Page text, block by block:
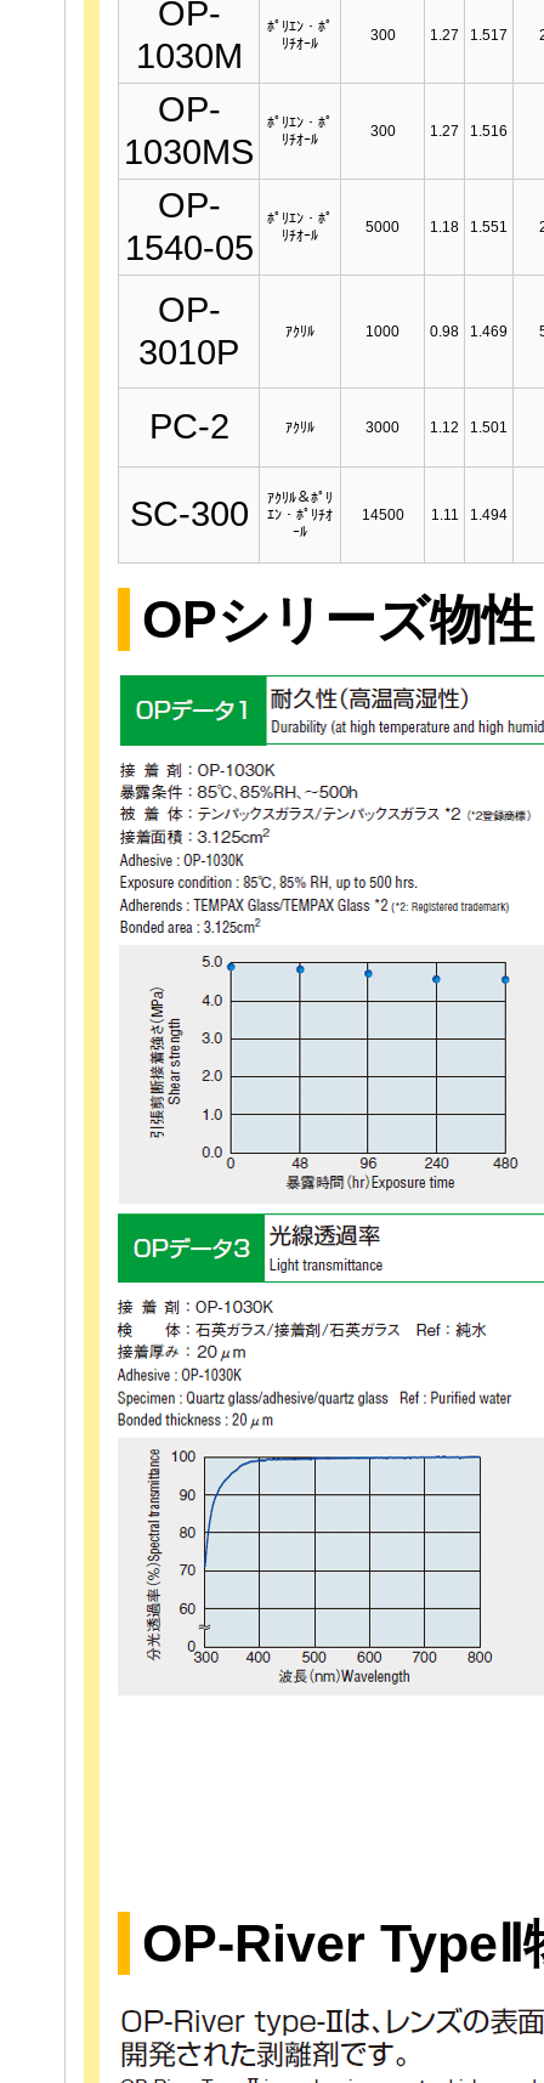
OP-
1030M
ﾎﾟﾘｴﾝ・ﾎﾟ
ﾘﾁｵｰﾙ
300 1.27 1.517
OP-
1030MS
ﾎﾟﾘｴﾝ・ﾎﾟ
ﾘﾁｵｰﾙ
300 1.27 1.516
OP-
1540-05
ﾎﾟﾘｴﾝ・ﾎﾟ
ﾘﾁｵｰﾙ
5000 1.18 1.551
OP-
3010P
ｱｸﾘﾙ 1000 0.98 1.469
PC-2 ｱｸﾘﾙ 3000 1.12 1.501
SC-300
ｱｸﾘﾙ＆ﾎﾟﾘ
ｴﾝ・ﾎﾟﾘﾁｵ
ｰﾙ
14500 1.11 1.494
OPシリーズ物性
OP-River TypeⅡ